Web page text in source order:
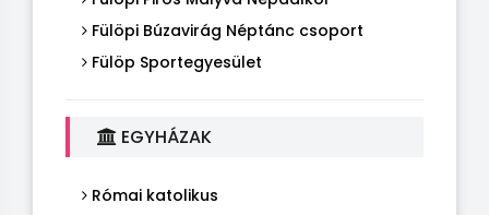
Fülöpi Búzavirág Néptánc csoport
Fülöp Sportegyesület
EGYHÁZAK
Római katolikus